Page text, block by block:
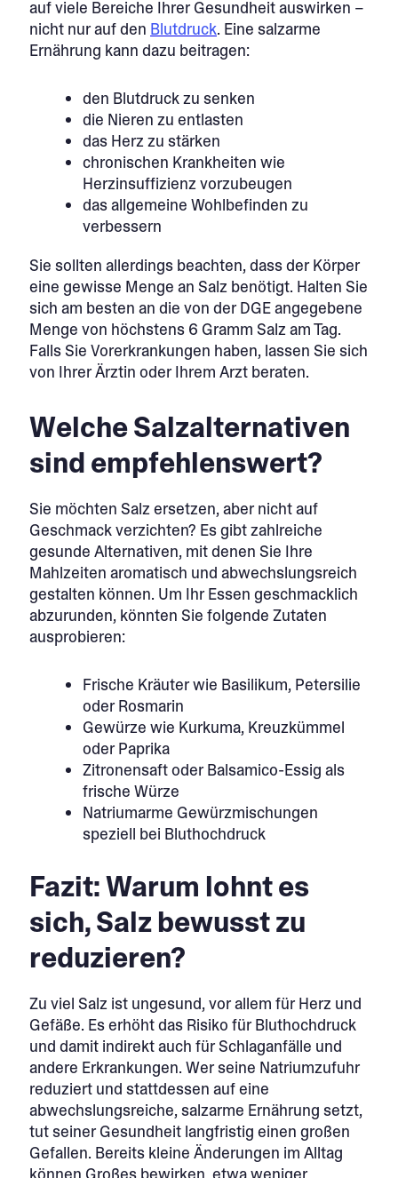
auf viele Bereiche Ihrer Gesundheit auswirken –
nicht nur auf den Blutdruck. Eine salzarme
Ernährung kann dazu beitragen:
den Blutdruck zu senken
die Nieren zu entlasten
das Herz zu stärken
chronischen Krankheiten wie
Herzinsuffizienz vorzubeugen
das allgemeine Wohlbefinden zu
verbessern
Sie sollten allerdings beachten, dass der Körper
eine gewisse Menge an Salz benötigt. Halten Sie
sich am besten an die von der DGE angegebene
Menge von höchstens 6 Gramm Salz am Tag.
Falls Sie Vorerkrankungen haben, lassen Sie sich
von Ihrer Ärztin oder Ihrem Arzt beraten.
Welche Salzalternativen
sind empfehlenswert?
Sie möchten Salz ersetzen, aber nicht auf
Geschmack verzichten? Es gibt zahlreiche
gesunde Alternativen, mit denen Sie Ihre
Mahlzeiten aromatisch und abwechslungsreich
gestalten können. Um Ihr Essen geschmacklich
abzurunden, könnten Sie folgende Zutaten
ausprobieren:
Frische Kräuter wie Basilikum, Petersilie
oder Rosmarin
Gewürze wie Kurkuma, Kreuzkümmel
oder Paprika
Zitronensaft oder Balsamico-Essig als
frische Würze
Natriumarme Gewürzmischungen
speziell bei Bluthochdruck
Fazit: Warum lohnt es
sich, Salz bewusst zu
reduzieren?
Zu viel Salz ist ungesund, vor allem für Herz und
Gefäße. Es erhöht das Risiko für Bluthochdruck
und damit indirekt auch für Schlaganfälle und
andere Erkrankungen. Wer seine Natriumzufuhr
reduziert und stattdessen auf eine
abwechslungsreiche, salzarme Ernährung setzt,
tut seiner Gesundheit langfristig einen großen
Gefallen. Bereits kleine Änderungen im Alltag